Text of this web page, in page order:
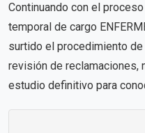
Continuando con el
temporal de cargo
surtido el procedimiento
revisión de reclamaciones,
estudio definitivo para